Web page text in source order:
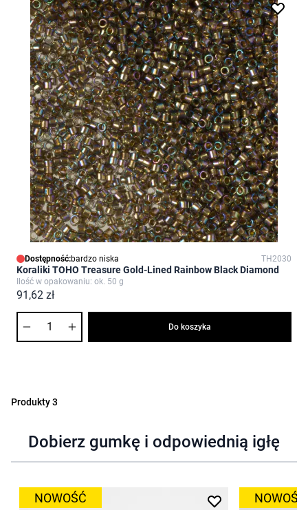
Dostępność:bardzo niska TH2030
Koraliki TOHO Treasure Gold-Lined Rainbow Black Diamond
Ilość w opakowaniu: ok. 50 g
91,62 zł
Do koszyka
Produkty3
Dobierz gumkę i odpowiednią igłę
NOWOŚĆ NOWOŚĆ